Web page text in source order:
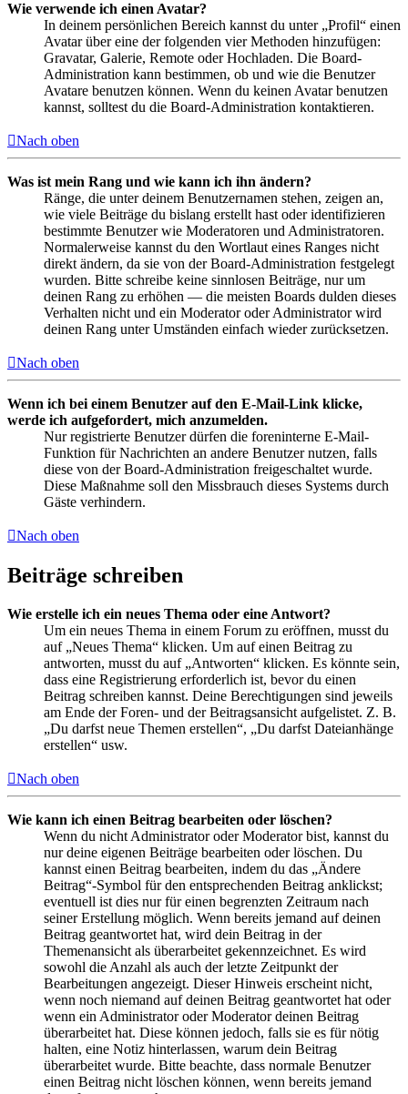
Wie verwende ich einen Avatar?
In deinem persönlichen Bereich kannst du unter „Profil“ einen
Avatar über eine der folgenden vier Methoden hinzufügen:
Gravatar, Galerie, Remote oder Hochladen. Die Board-
Administration kann bestimmen, ob und wie die Benutzer
Avatare benutzen können. Wenn du keinen Avatar benutzen
kannst, solltest du die Board-Administration kontaktieren.
Nach oben
Was ist mein Rang und wie kann ich ihn ändern?
Ränge, die unter deinem Benutzernamen stehen, zeigen an,
wie viele Beiträge du bislang erstellt hast oder identifizieren
bestimmte Benutzer wie Moderatoren und Administratoren.
Normalerweise kannst du den Wortlaut eines Ranges nicht
direkt ändern, da sie von der Board-Administration festgelegt
wurden. Bitte schreibe keine sinnlosen Beiträge, nur um
deinen Rang zu erhöhen — die meisten Boards dulden dieses
Verhalten nicht und ein Moderator oder Administrator wird
deinen Rang unter Umständen einfach wieder zurücksetzen.
Nach oben
Wenn ich bei einem Benutzer auf den E-Mail-Link klicke,
werde ich aufgefordert, mich anzumelden.
Nur registrierte Benutzer dürfen die foreninterne E-Mail-
Funktion für Nachrichten an andere Benutzer nutzen, falls
diese von der Board-Administration freigeschaltet wurde.
Diese Maßnahme soll den Missbrauch dieses Systems durch
Gäste verhindern.
Nach oben
Beiträge schreiben
Wie erstelle ich ein neues Thema oder eine Antwort?
Um ein neues Thema in einem Forum zu eröffnen, musst du
auf „Neues Thema“ klicken. Um auf einen Beitrag zu
antworten, musst du auf „Antworten“ klicken. Es könnte sein,
dass eine Registrierung erforderlich ist, bevor du einen
Beitrag schreiben kannst. Deine Berechtigungen sind jeweils
am Ende der Foren- und der Beitragsansicht aufgelistet. Z. B.
„Du darfst neue Themen erstellen“, „Du darfst Dateianhänge
erstellen“ usw.
Nach oben
Wie kann ich einen Beitrag bearbeiten oder löschen?
Wenn du nicht Administrator oder Moderator bist, kannst du
nur deine eigenen Beiträge bearbeiten oder löschen. Du
kannst einen Beitrag bearbeiten, indem du das „Ändere
Beitrag“-Symbol für den entsprechenden Beitrag anklickst;
eventuell ist dies nur für einen begrenzten Zeitraum nach
seiner Erstellung möglich. Wenn bereits jemand auf deinen
Beitrag geantwortet hat, wird dein Beitrag in der
Themenansicht als überarbeitet gekennzeichnet. Es wird
sowohl die Anzahl als auch der letzte Zeitpunkt der
Bearbeitungen angezeigt. Dieser Hinweis erscheint nicht,
wenn noch niemand auf deinen Beitrag geantwortet hat oder
wenn ein Administrator oder Moderator deinen Beitrag
überarbeitet hat. Diese können jedoch, falls sie es für nötig
halten, eine Notiz hinterlassen, warum dein Beitrag
überarbeitet wurde. Bitte beachte, dass normale Benutzer
einen Beitrag nicht löschen können, wenn bereits jemand